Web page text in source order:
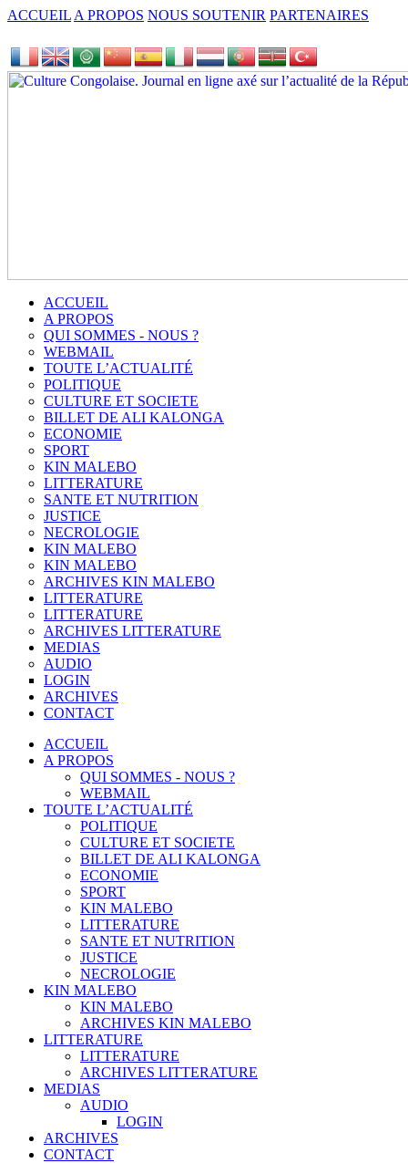
ACCUEIL A PROPOS NOUS SOUTENIR PARTENAIRES
ACCUEIL
A PROPOS
QUI SOMMES - NOUS ?
WEBMAIL
TOUTE L’ACTUALITÉ
POLITIQUE
CULTURE ET SOCIETE
BILLET DE ALI KALONGA
ECONOMIE
SPORT
KIN MALEBO
LITTERATURE
SANTE ET NUTRITION
JUSTICE
NECROLOGIE
KIN MALEBO
KIN MALEBO
ARCHIVES KIN MALEBO
LITTERATURE
LITTERATURE
ARCHIVES LITTERATURE
MEDIAS
AUDIO
LOGIN
ARCHIVES
CONTACT
ACCUEIL
A PROPOS
QUI SOMMES - NOUS ?
WEBMAIL
TOUTE L’ACTUALITÉ
POLITIQUE
CULTURE ET SOCIETE
BILLET DE ALI KALONGA
ECONOMIE
SPORT
KIN MALEBO
LITTERATURE
SANTE ET NUTRITION
JUSTICE
NECROLOGIE
KIN MALEBO
KIN MALEBO
ARCHIVES KIN MALEBO
LITTERATURE
LITTERATURE
ARCHIVES LITTERATURE
MEDIAS
AUDIO
LOGIN
ARCHIVES
CONTACT